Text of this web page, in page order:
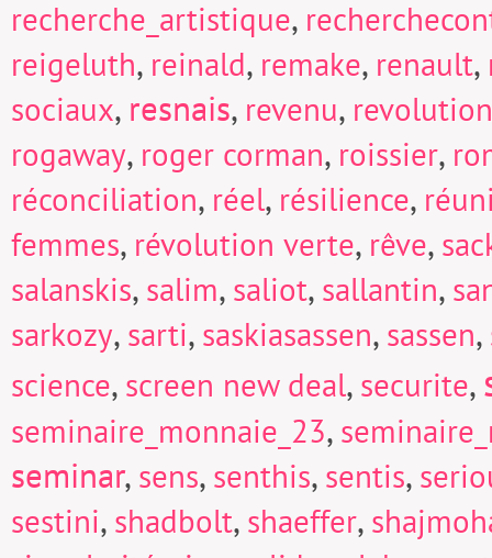
recherche_artistique,
reigeluth, reinald, remake, renault,
sociaux, resnais, revenu, revolution
rogaway, roger corman, roissier,
réconciliation, réel, résilience,
femmes, révolution verte, rêve,
salanskis, salim, saliot, sallantin,
sarkozy, sarti, saskiasassen, sassen,
science, screen new deal, securite,
seminaire_monnaie_23,
seminar, sens, senthis, sentis,
sestini, shadbolt, shaeffer,